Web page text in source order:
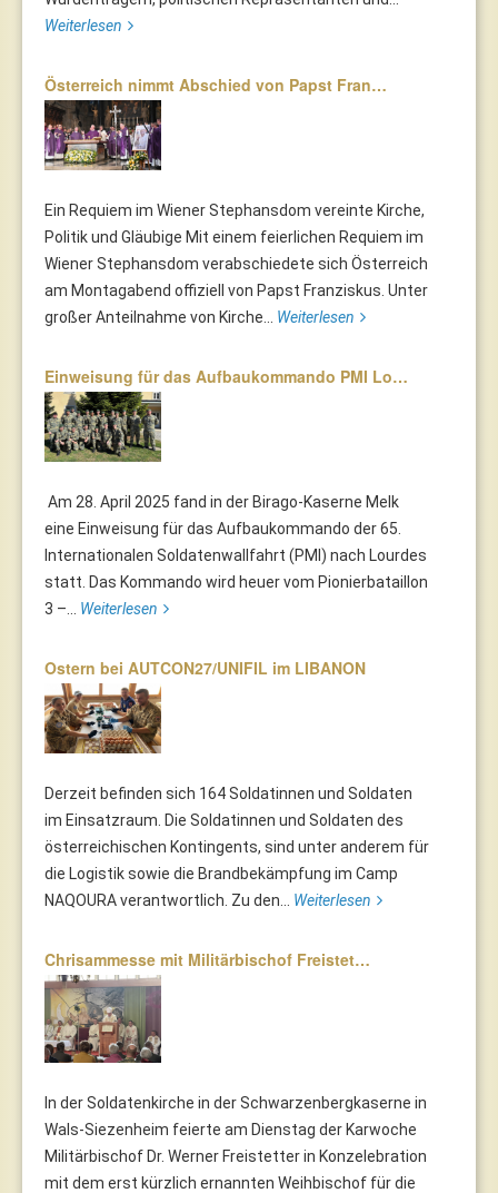
Weiterlesen
Österreich nimmt Abschied von Papst Fran…
Ein Requiem im Wiener Stephansdom vereinte Kirche,
Politik und Gläubige Mit einem feierlichen Requiem im
Wiener Stephansdom verabschiedete sich Österreich
am Montagabend offiziell von Papst Franziskus. Unter
großer Anteilnahme von Kirche... Weiterlesen
Einweisung für das Aufbaukommando PMI Lo…
Am 28. April 2025 fand in der Birago-Kaserne Melk
eine Einweisung für das Aufbaukommando der 65.
Internationalen Soldatenwallfahrt (PMI) nach Lourdes
statt. Das Kommando wird heuer vom Pionierbataillon
3 –... Weiterlesen
Ostern bei AUTCON27/UNIFIL im LIBANON
Derzeit befinden sich 164 Soldatinnen und Soldaten
im Einsatzraum. Die Soldatinnen und Soldaten des
österreichischen Kontingents, sind unter anderem für
die Logistik sowie die Brandbekämpfung im Camp
NAQOURA verantwortlich. Zu den... Weiterlesen
Chrisammesse mit Militärbischof Freistet…
In der Soldatenkirche in der Schwarzenbergkaserne in
Wals-Siezenheim feierte am Dienstag der Karwoche
Militärbischof Dr. Werner Freistetter in Konzelebration
mit dem erst kürzlich ernannten Weihbischof für die